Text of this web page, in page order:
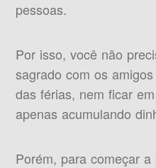
pessoas.
Por isso, você não
sagrado com os
das férias, nem ficar
apenas acumulando
Porém, para começar